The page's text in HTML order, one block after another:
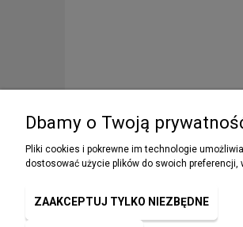
NEWSLETTERPodaj swój adres e-
informacje o
Dbamy o Twoją
Pliki cookies i pokrewne im technologie
dostosować użycie plików do swoich preferencji,
ZAAKCEPTUJ TYLKO NIEZBĘDNE